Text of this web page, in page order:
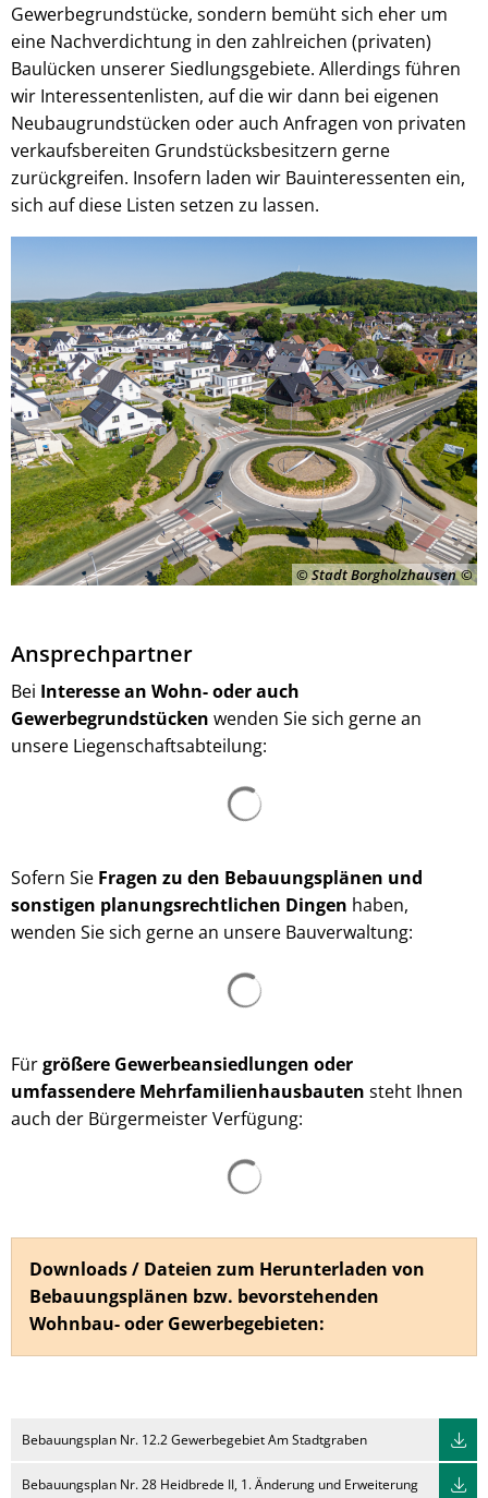
Gewerbegrundstücke, sondern bemüht sich eher um
eine Nachverdichtung in den zahlreichen (privaten)
Baulücken unserer Siedlungsgebiete. Allerdings führen
wir Interessentenlisten, auf die wir dann bei eigenen
Neubaugrundstücken oder auch Anfragen von privaten
verkaufsbereiten Grundstücksbesitzern gerne
zurückgreifen. Insofern laden wir Bauinteressenten ein,
sich auf diese Listen setzen zu lassen.
© Stadt Borgholzhausen
Ansprechpartner
Bei Interesse an Wohn- oder auch
Gewerbegrundstücken wenden Sie sich gerne an
unsere Liegenschaftsabteilung:
Sofern Sie Fragen zu den Bebauungsplänen und
sonstigen planungsrechtlichen Dingen haben,
wenden Sie sich gerne an unsere Bauverwaltung:
Fürgrößere Gewerbeansiedlungen oder
umfassendere Mehrfamilienhausbauten steht Ihnen
auch der Bürgermeister Verfügung:
Downloads / Dateien zum Herunterladen von
Bebauungsplänen bzw. bevorstehenden
Wohnbau- oder Gewerbegebieten:
Bebauungsplan Nr. 12.2 Gewerbegebiet Am Stadtgraben
Bebauungsplan Nr. 28 Heidbrede II, 1. Änderung und Erweiterung